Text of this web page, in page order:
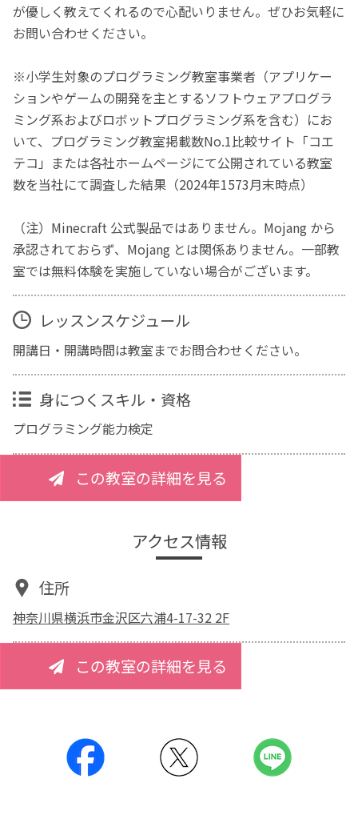
が優しく教えてくれるので心配いりません。ぜひお気軽に
お問い合わせください。
※小学生対象のプログラミング教室事業者（アプリケー
ションやゲームの開発を主とするソフトウェアプログラ
ミング系およびロボットプログラミング系を含む）にお
いて、プログラミング教室掲載数No.1比較サイト「コエ
テコ」または各社ホームページにて公開されている教室
数を当社にて調査した結果（2024年1573月末時点）
（注）Minecraft 公式製品ではありません。Mojang から
承認されておらず、Mojang とは関係ありません。一部教
室では無料体験を実施していない場合がございます。
レッスンスケジュール
開講日・開講時間は教室までお問合わせください。
身につくスキル・資格
プログラミング能力検定
この教室の詳細を見る
アクセス情報
住所
神奈川県横浜市金沢区六浦4-17-32 2F
この教室の詳細を見る